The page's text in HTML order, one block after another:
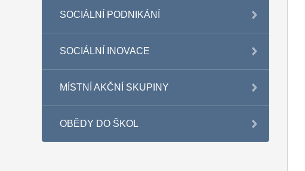
SOCIÁLNÍ PODNIKÁNÍ
SOCIÁLNÍ INOVACE
MÍSTNÍ AKČNÍ SKUPINY
OBĚDY DO ŠKOL